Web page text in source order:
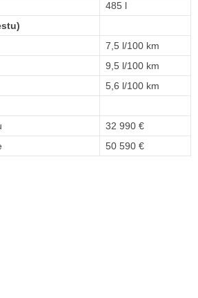
485 l
7,5 l/100 km
9,5 l/100 km
5,6 l/100 km
32 990 €
50 590 €